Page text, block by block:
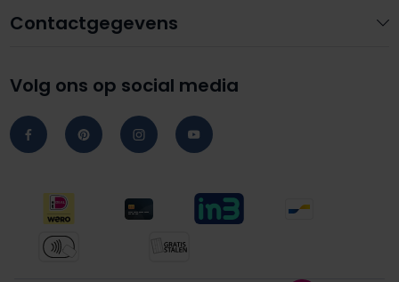
Contactgegevens
Volg ons op social media